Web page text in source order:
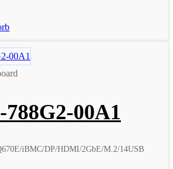
00A1
iBMC/DP/HDMI/2GbE/M.2/14USB